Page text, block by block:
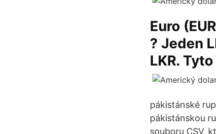
Euro
? Jeden
LKR.
pákistánské
pákistánskou
souboru CSV,